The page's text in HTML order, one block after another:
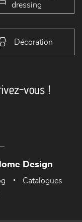
dressing
Décoration
vous !
Design
Catalogues